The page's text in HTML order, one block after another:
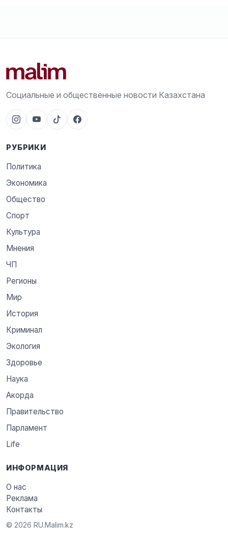
Социальные и общественные новости Казахстана
РУБРИКИ
Политика
Экономика
Общество
Спорт
Культура
Мнения
ЧП
Регионы
Мир
История
Криминал
Экология
Здоровье
Наука
Акорда
Правительство
Парламент
Life
ИНФОРМАЦИЯ
О нас
Реклама
Контакты
© 2026 RU.Malim.kz